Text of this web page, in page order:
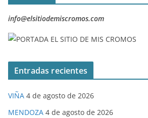
info@elsitiodemiscromos.com
Entradas recientes
VIÑA 4 de agosto de 2026
MENDOZA 4 de agosto de 2026